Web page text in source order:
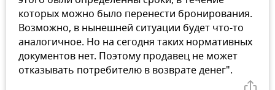
которых можно было перенести бронирования.
Возможно, в нынешней ситуации будет что-то
аналогичное. Но на сегодня таких нормативных
документов нет. Поэтому продавец не может
отказывать потребителю в возврате денег".